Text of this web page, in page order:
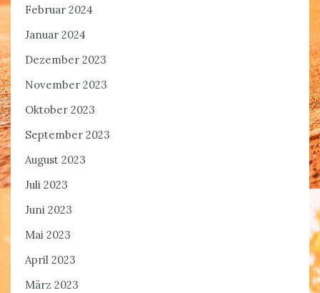
Februar 2024
Januar 2024
Dezember 2023
November 2023
Oktober 2023
September 2023
August 2023
Juli 2023
Juni 2023
Mai 2023
April 2023
März 2023